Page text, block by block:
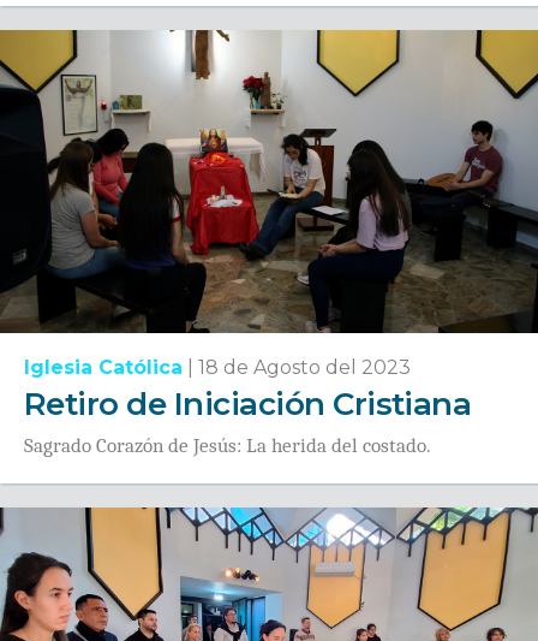
Iglesia Católica 18 de Agosto del 2023
Retiro de Iniciación Cristiana
Sagrado Corazón de Jesús: La herida del costado.